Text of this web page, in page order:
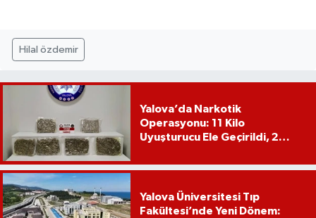
Hilal özdemir
Yalova’da Narkotik
Operasyonu: 11 Kilo
Uyuşturucu Ele Geçirildi, 2
Yalova Üniversitesi Tıp
Fakültesi’nde Yeni Dönem: